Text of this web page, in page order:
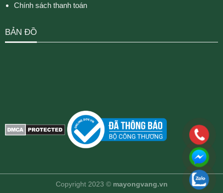
Chính sách thanh toán
BẢN ĐỒ
Copyright 2023 © mayongvang.vn